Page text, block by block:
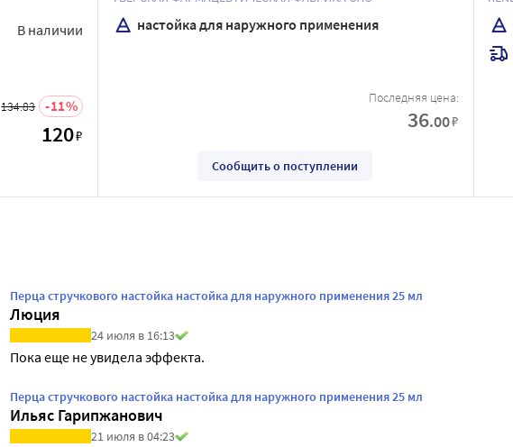
В наличии
134.83 11
120₽
настойка для наружного применения
Последняя цена:
36.00₽
Сообщить о поступлении
Перца стручкового настойка настойка для наружного применения 25 мл
Люция
24 июля в 16:13
Пока еще не увидела эффекта.
Перца стручкового настойка настойка для наружного применения 25 мл
Ильяс Гарипжанович
21 июля в 04:23